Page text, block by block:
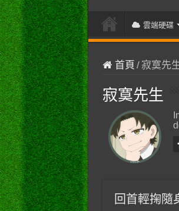
雲端硬碟
首頁 /寂寞先
寂寞先生
回首輕掬隨